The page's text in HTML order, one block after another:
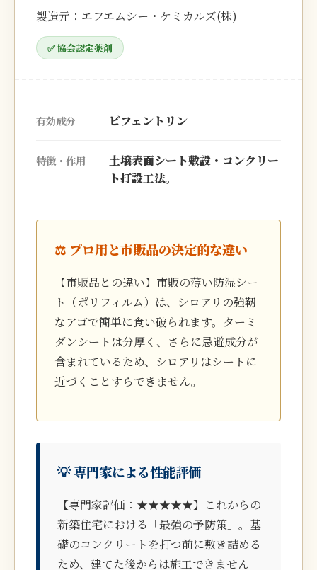
製造元：エフエムシー・ケミカルズ(株)
✅ 協会認定薬剤
有効成分 ビフェントリン
特徴・作用
土壌表面シート敷設・コンクリー
ト打設工法。
⚖️ プロ用と市販品の決定的な違い
【市販品との違い】市販の薄い防湿シー
ト（ポリフィルム）は、シロアリの強靭
なアゴで簡単に食い破られます。ターミ
ダンシートは分厚く、さらに忌避成分が
含まれているため、シロアリはシートに
近づくことすらできません。
💡 専門家による性能評価
【専門家評価：★★★★★】これからの
新築住宅における「最強の予防策」。基
礎のコンクリートを打つ前に敷き詰める
ため、建てた後からは施工できません